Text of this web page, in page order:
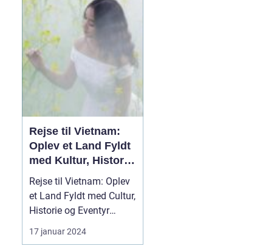
det et land, der tilbyder
noget for enhver smag. I
denne artik...
Rejse til Vietnam:
Oplev et Land Fyldt
med Kultur, Historie
og Eventyr
Rejse til Vietnam: Oplev
et Land Fyldt med Cultur,
Historie og Eventyr
Introduktion Rejsen til
Vietnam kan være en
17 januar 2024